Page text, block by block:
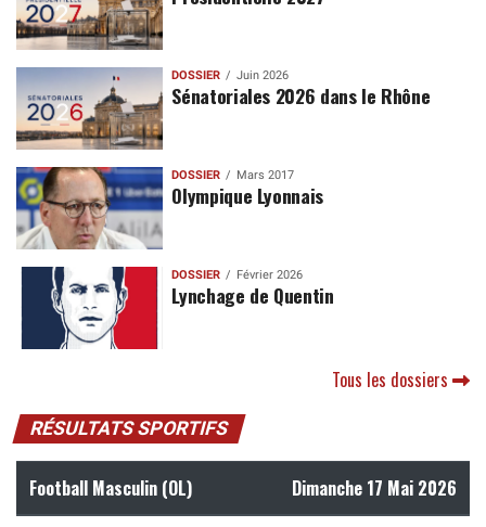
DOSSIER Juin 2026
Sénatoriales 2026 dans le Rhône
DOSSIER Mars 2017
Olympique Lyonnais
DOSSIER Février 2026
Lynchage de Quentin
Tous les dossiers
RÉSULTATS SPORTIFS
Football Masculin (OL) Dimanche 17 Mai 2026